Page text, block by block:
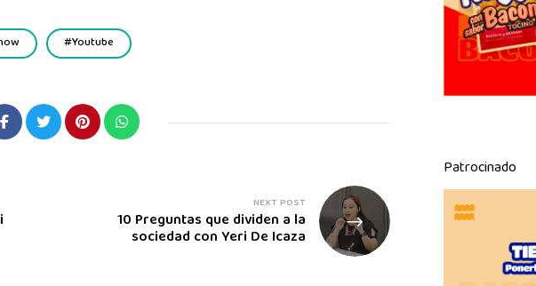
Youtube
NEXT POST
10 Preguntas que dividen a la
sociedad con Yeri De Icaza
Patrocinado